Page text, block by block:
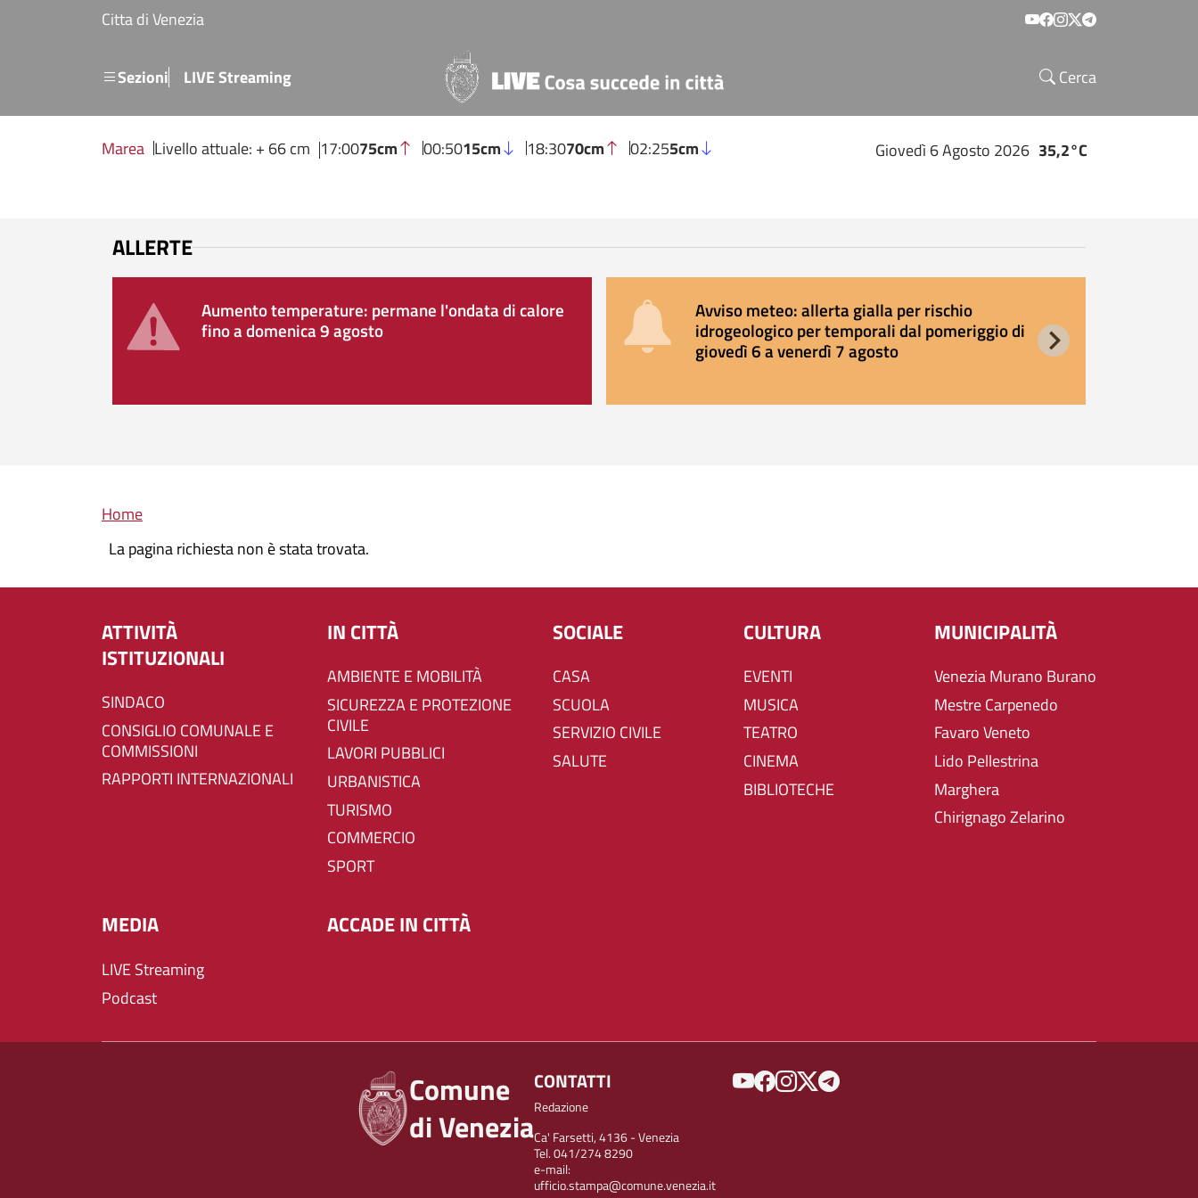
Salta al contenuto principale
Citta di Venezia Social menu
SezioniMenu secondario
LIVE Streaming Cerca
Marea Livello attuale: + 66 cm 17:0075cm 00:5015cm 18:3070cm 02:255cm Giovedì 6 Agosto 2026 35,2°C
ALLERTE
Aumento temperature: permane l'ondata di calore
fino a domenica 9 agosto
Avviso meteo: allerta gialla per rischio
idrogeologico per temporali dal pomeriggio di
giovedì 6 a venerdì 7 agosto
Briciole di pane
Home
La pagina richiesta non è stata trovata.
ATTIVITÀ
ISTITUZIONALI
SINDACO
CONSIGLIO COMUNALE E
COMMISSIONI
RAPPORTI INTERNAZIONALI
IN CITTÀ
AMBIENTE E MOBILITÀ
SICUREZZA E PROTEZIONE
CIVILE
LAVORI PUBBLICI
URBANISTICA
TURISMO
COMMERCIO
SPORT
SOCIALE
CASA
SCUOLA
SERVIZIO CIVILE
SALUTE
CULTURA
EVENTI
MUSICA
TEATRO
CINEMA
BIBLIOTECHE
MUNICIPALITÀ
Venezia Murano Burano
Mestre Carpenedo
Favaro Veneto
Lido Pellestrina
Marghera
Chirignago Zelarino
MEDIA
LIVE Streaming
Podcast
ACCADE IN CITTÀ
Comune
di Venezia
CONTATTI
Redazione
Ca' Farsetti, 4136 - Venezia
Tel. 041/274 8290
e-mail:
ufficio.stampa@comune.venezia.it
SOCIAL MENU